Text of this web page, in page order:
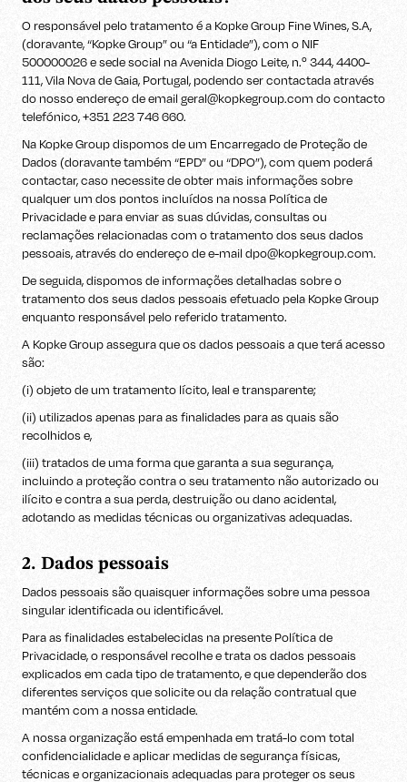
O responsável pelo tratamento é a Kopke Group Fine Wines, S.A,
(doravante, “Kopke Group” ou “a Entidade”), com o NIF
500000026 e sede social na Avenida Diogo Leite, n.º 344, 4400-
111, Vila Nova de Gaia, Portugal, podendo ser contactada através
do nosso endereço de email geral@kopkegroup.com do contacto
telefónico, +351 223 746 660.
Na Kopke Group dispomos de um Encarregado de Proteção de
Dados (doravante também “EPD” ou “DPO”), com quem poderá
contactar, caso necessite de obter mais informações sobre
qualquer um dos pontos incluídos na nossa Política de
Privacidade e para enviar as suas dúvidas, consultas ou
reclamações relacionadas com o tratamento dos seus dados
pessoais, através do endereço de e-mail dpo@kopkegroup.com.
De seguida, dispomos de informações detalhadas sobre o
tratamento dos seus dados pessoais efetuado pela Kopke Group
enquanto responsável pelo referido tratamento.
A Kopke Group assegura que os dados pessoais a que terá acesso
são:
(i) objeto de um tratamento lícito, leal e transparente;
(ii) utilizados apenas para as finalidades para as quais são
recolhidos e,
(iii) tratados de uma forma que garanta a sua segurança,
incluindo a proteção contra o seu tratamento não autorizado ou
ilícito e contra a sua perda, destruição ou dano acidental,
adotando as medidas técnicas ou organizativas adequadas.
2. Dados pessoais
Dados pessoais são quaisquer informações sobre uma pessoa
singular identificada ou identificável.
Para as finalidades estabelecidas na presente Política de
Privacidade, o responsável recolhe e trata os dados pessoais
explicados em cada tipo de tratamento, e que dependerão dos
diferentes serviços que solicite ou da relação contratual que
mantém com a nossa entidade.
A nossa organização está empenhada em tratá-lo com total
confidencialidade e aplicar medidas de segurança físicas,
técnicas e organizacionais adequadas para proteger os seus